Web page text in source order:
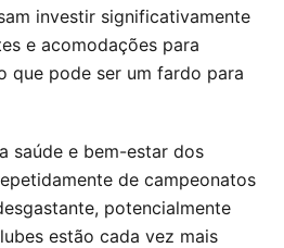
investir significativamente
e acomodações para
que pode ser um fardo para
saúde e bem-estar dos
de campeonatos
potencialmente
estão cada vez mais